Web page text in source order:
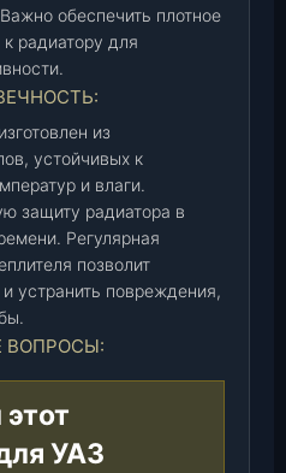
обеспечить плотное
к радиатору для
из
устойчивых к
и влаги.
защиту радиатора в
Регулярная
позволит
устранить повреждения,
ВОПРОСЫ:
УАЗ